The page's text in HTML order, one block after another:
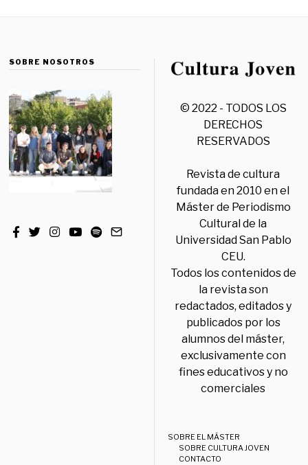
SOBRE NOSOTROS
© 2022 - TODOS LOS
DERECHOS
RESERVADOS
Revista de cultura
fundada en 2010 en el
Máster de Periodismo
Cultural de la
Universidad San Pablo
CEU.
Todos los contenidos de
la revista son
redactados, editados y
publicados por los
alumnos del máster,
exclusivamente con
fines educativos y no
comerciales
SOBRE EL MÁSTER
SOBRE CULTURA JOVEN
CONTACTO